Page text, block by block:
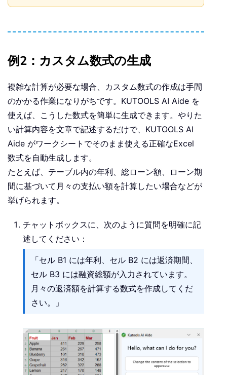
例2：カスタム数式の生成
複雑な計算が必要な場合、カスタム数式の作成は手間
のかかる作業になりがちです。KUTOOLS AI Aide を
使えば、こうした数式を簡単に生成できます。やりた
い計算内容を文章で記述するだけで、KUTOOLS AI
Aide がワークシートでそのまま使える正確なExcel
数式を自動生成します。
たとえば、テーブル内の年利、総ローン額、ローン期
間に基づいて月々の支払い額を計算したい場合などが
挙げられます。
チャットボックスに、次のように質問を明確に記
述してください：
「セル B1 には年利、セル B2 には返済期間、
セル B3 には融資総額が入力されています。
月々の返済額を計算する数式を作成してくだ
さい。」